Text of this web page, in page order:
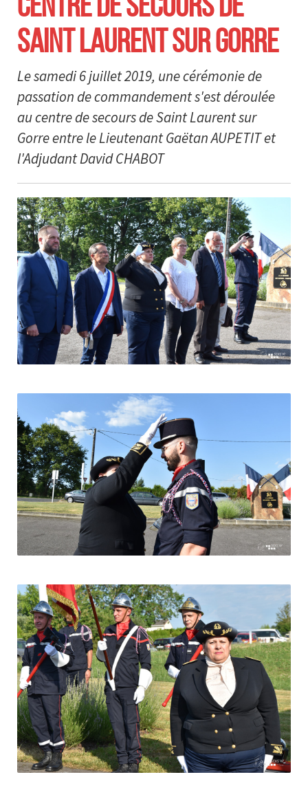
SAINT LAURENT SUR GORRE
Le samedi 6 juillet 2019, une cérémonie de
passation de commandement s'est déroulée
au centre de secours de Saint Laurent sur
Gorre entre le Lieutenant Gaëtan AUPETIT et
l'Adjudant David CHABOT